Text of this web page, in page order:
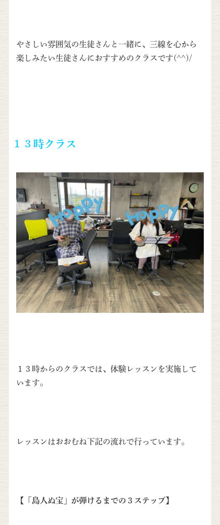
やさしい雰囲気の生徒さんと一緒に、三線を心から
楽しみたい生徒さんにおすすめのクラスです(^^)/
１３時クラス
１３時からのクラスでは、体験レッスンを実施して
います。
レッスンはおおむね下記の流れで行っています。
【「島人ぬ宝」が弾けるまでの３ステップ】